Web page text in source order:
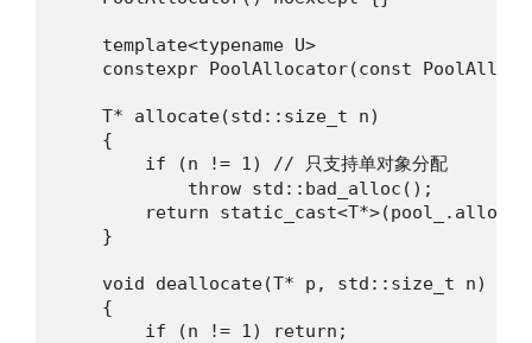
    template<typename U>
constexpr PoolAllocator(const
    T* allocate(std::size_t n)
    {
        if (n != 1) // 只支持单对象分配
            throw std::bad_alloc();
return
    }
void deallocate(T* p, std::size_t n)
    {
        if (n != 1) return;